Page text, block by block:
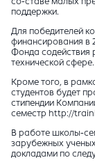
поддержки.
Для победителей
финансирования в
Фонда содействия
технической
Кроме того, в
студентов будет
стипендии
семестр http://
В работе школы-
зарубежных
докладами по